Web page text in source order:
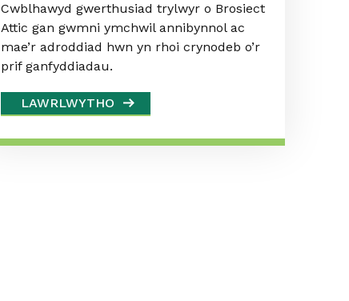
Cwblhawyd gwerthusiad trylwyr o Brosiect
Attic gan gwmni ymchwil annibynnol ac
mae’r adroddiad hwn yn rhoi crynodeb o’r
prif ganfyddiadau.
LAWRLWYTHO